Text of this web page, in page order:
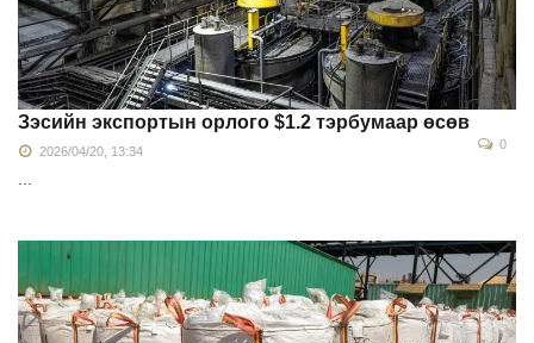
Зэсийн экспортын орлого $1.2 тэрбумаар өсөв
2026/04/20, 13:34 0